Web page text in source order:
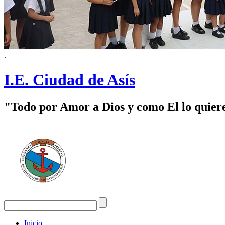
.
I.E. Ciudad de Asís
"Todo por Amor a Dios y como El lo
Inicio